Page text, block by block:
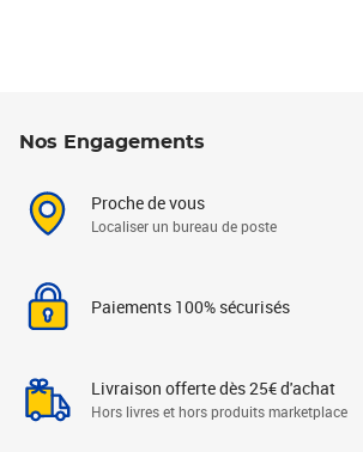
Nos Engagements
Proche de vous
Localiser un bureau de poste
Paiements 100% sécurisés
Livraison offerte dès 25€ d'achat
Hors livres et hors produits marketplace